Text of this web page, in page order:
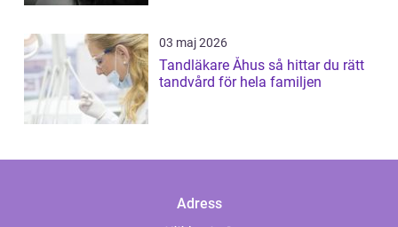
03 maj 2026
Tandläkare Åhus så hittar du rätt
tandvård för hela familjen
Adress